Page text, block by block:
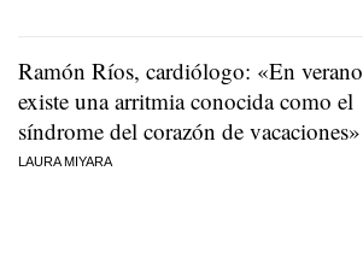
Ramón Ríos, cardiólogo: «En verano
existe una arritmia conocida como el
síndrome del corazón de vacaciones»
LAURA MIYARA